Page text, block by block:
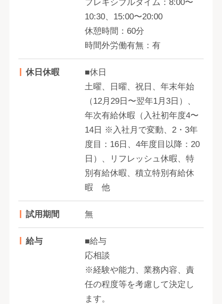
フレキシブルタイム：8:00〜
10:30、15:00〜20:00
休憩時間：60分
時間外労働有無：有
休日休暇
■休日
土曜、日曜、祝日、年末年始
（12月29日〜翌年1月3日）、
年次有給休暇（入社初年度4〜
14日 ※入社月で変動、2・3年
度目：16日、4年度目以降：20
日）、リフレッシュ休暇、特
別有給休暇、積立特別有給休
暇 他
試用期間 無
給与
■給与
応相談
※経験や能力、業務内容、責
任の程度等を考慮して決定し
ます。